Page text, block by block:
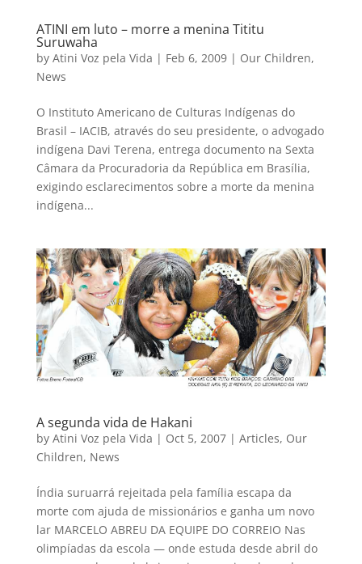
ATINI em luto – morre a menina Tititu
Suruwaha
by Atini Voz pela Vida | Feb 6, 2009| Our Children,
News
O Instituto Americano de Culturas Indígenas do
Brasil – IACIB, através do seu presidente, o advogado
indígena Davi Terena, entrega documento na Sexta
Câmara da Procuradoria da República em Brasília,
exigindo esclarecimentos sobre a morte da menina
indígena...
A segunda vida de Hakani
by Atini Voz pela Vida | Oct 5, 2007| Articles, Our
Children, News
Índia suruarrá rejeitada pela família escapa da
morte com ajuda de missionários e ganha um novo
lar MARCELO ABREU DA EQUIPE DO CORREIO Nas
olimpíadas da escola — onde estuda desde abril do